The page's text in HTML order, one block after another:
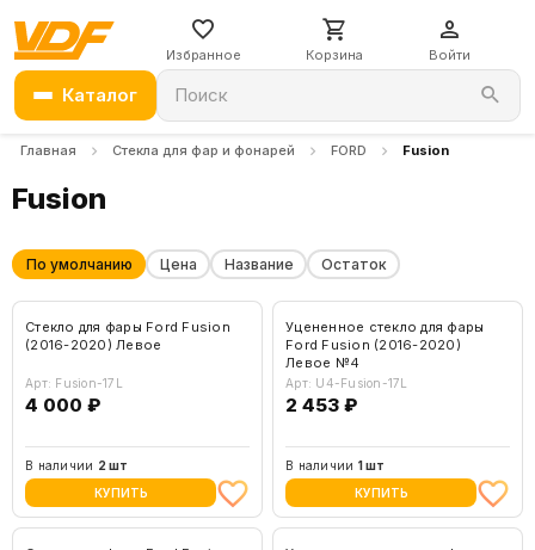
Избранное Корзина Войти
Каталог Поиск
Главная Стекла для фар и фонарей FORD Fusion
Fusion
По умолчанию Цена Название Остаток
Стекло для фары Ford Fusion
(2016-2020) Левое
Арт: Fusion-17L
4 000 ₽
В наличии 2 шт
КУПИТЬ
Уцененное стекло для фары
Ford Fusion (2016-2020)
Левое №4
Арт: U4-Fusion-17L
2 453 ₽
В наличии 1 шт
КУПИТЬ